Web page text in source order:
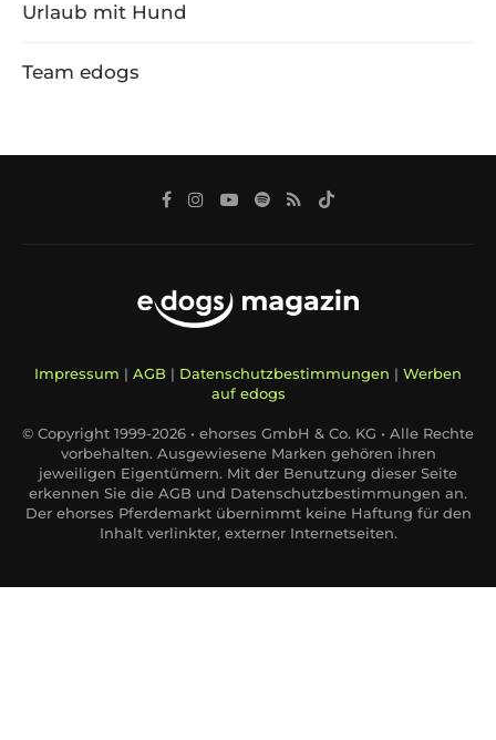
Urlaub mit Hund
Team edogs
Impressum | AGB | Datenschutzbestimmungen | Werben
auf edogs
© Copyright 1999-2026 • ehorses GmbH & Co. KG • Alle Rechte
vorbehalten. Ausgewiesene Marken gehören ihren
jeweiligen Eigentümern. Mit der Benutzung dieser Seite
erkennen Sie die AGB und Datenschutzbestimmungen an.
Der ehorses Pferdemarkt übernimmt keine Haftung für den
Inhalt verlinkter, externer Internetseiten.